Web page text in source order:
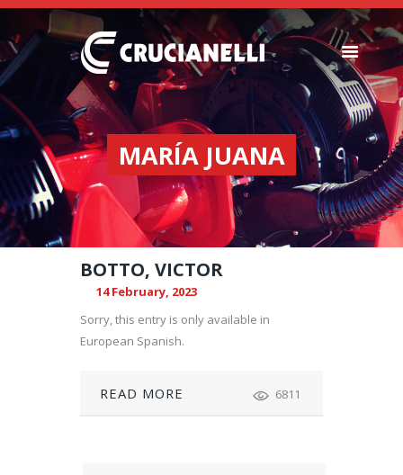
MARÍA JUANA
SEEDERS
FERTILIZER
SPREADERS
ABOUT US
DEALERSHIPS
NEWS
COMPANY
CONTACT
BOTTO, VICTOR
14 February, 2023
Sorry, this entry is only available in
European Spanish.
READ MORE 6811